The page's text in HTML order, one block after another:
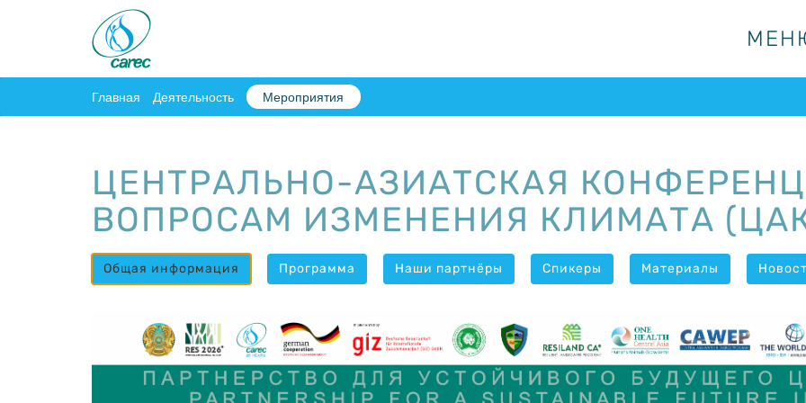
Главная Деятельность Мероприятия
ЦЕНТРАЛЬНО-АЗИАТСКАЯ
ВОПРОСАМ ИЗМЕНЕНИЯ КЛИМАТА
Общая информация Программа Наши партнёры Спикеры Материалы